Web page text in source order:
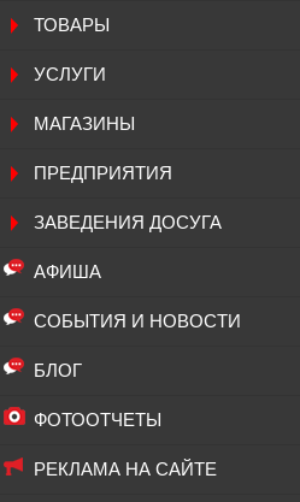
ТОВАРЫ
УСЛУГИ
МАГАЗИНЫ
ПРЕДПРИЯТИЯ
ЗАВЕДЕНИЯ ДОСУГА
АФИША
СОБЫТИЯ И НОВОСТИ
БЛОГ
ФОТООТЧЕТЫ
РЕКЛАМА НА САЙТЕ